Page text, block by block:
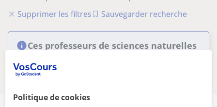
Supprimer les filtres
Sauvegarder recherche
Ces professeurs de sciences naturelles
intéresser
Politique de cookies